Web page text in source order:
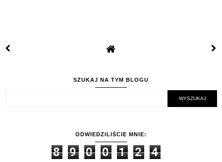
SZUKAJ NA TYM BLOGU
ODWIEDZILIŚCIE MNIE:
8 9 0 0 1 2 4